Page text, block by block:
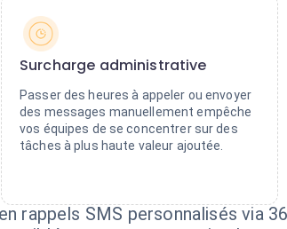
Surcharge administrative
Passer des heures à appeler ou envoyer
des messages manuellement empêche
vos équipes de se concentrer sur des
tâches à plus haute valeur ajoutée.
rappels SMS personnalisés via